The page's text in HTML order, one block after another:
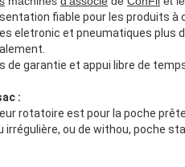
fiable pour les produits
eletronic et pneumatiques plus
de garantie et appui libre de
:
rotatoire est pour la poche
irrégulière, ou de withou, poche